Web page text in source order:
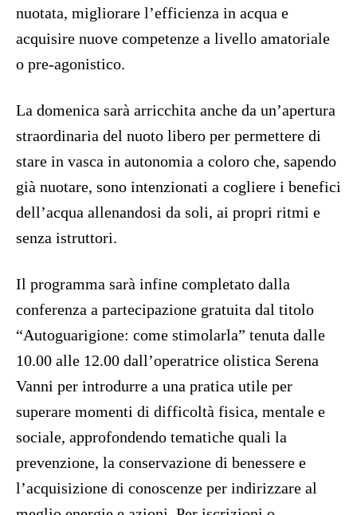
nuotata, migliorare l’efficienza in acqua e
acquisire nuove competenze a livello amatoriale
o pre-agonistico.
La domenica sarà arricchita anche da un’apertura
straordinaria del nuoto libero per permettere di
stare in vasca in autonomia a coloro che, sapendo
già nuotare, sono intenzionati a cogliere i benefici
dell’acqua allenandosi da soli, ai propri ritmi e
senza istruttori.
Il programma sarà infine completato dalla
conferenza a partecipazione gratuita dal titolo
“Autoguarigione: come stimolarla” tenuta dalle
10.00 alle 12.00 dall’operatrice olistica Serena
Vanni per introdurre a una pratica utile per
superare momenti di difficoltà fisica, mentale e
sociale, approfondendo tematiche quali la
prevenzione, la conservazione di benessere e
l’acquisizione di conoscenze per indirizzare al